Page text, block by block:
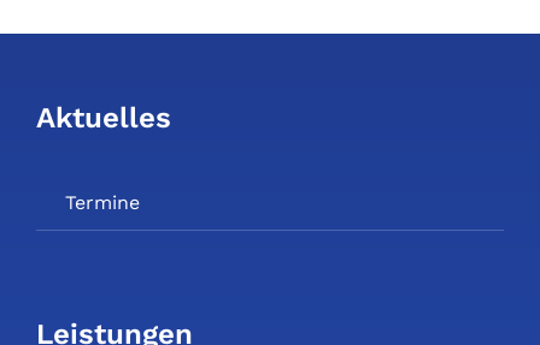
Aktuelles
Termine
Leistungen